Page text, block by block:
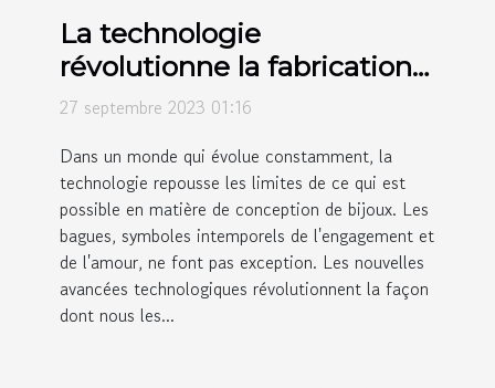
La technologie
révolutionne la fabrication
des bagues
27 septembre 2023 01:16
Dans un monde qui évolue constamment, la
technologie repousse les limites de ce qui est
possible en matière de conception de bijoux. Les
bagues, symboles intemporels de l'engagement et
de l'amour, ne font pas exception. Les nouvelles
avancées technologiques révolutionnent la façon
dont nous les...